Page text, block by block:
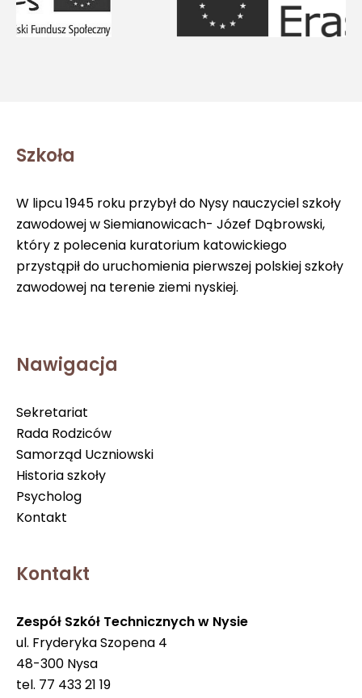
Szkoła
W lipcu 1945 roku przybył do Nysy nauczyciel szkoły
zawodowej w Siemianowicach- Józef Dąbrowski,
który z polecenia kuratorium katowickiego
przystąpił do uruchomienia pierwszej polskiej szkoły
zawodowej na terenie ziemi nyskiej.
Nawigacja
Sekretariat
Rada Rodziców
Samorząd Uczniowski
Historia szkoły
Psycholog
Kontakt
Kontakt
Zespół Szkół Technicznych w Nysie
ul. Fryderyka Szopena 4
48-300 Nysa
tel. 77 433 21 19